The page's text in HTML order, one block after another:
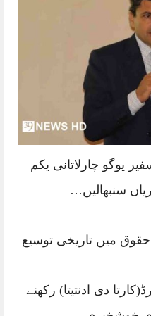
یوگو چارلاتانی یکم
سنبھالیں…
میں تاریخی توسیع
دی ادنتیتا) رکھنے